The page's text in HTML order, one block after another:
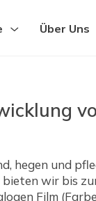
Über Uns
hegen und
wir bis
Film